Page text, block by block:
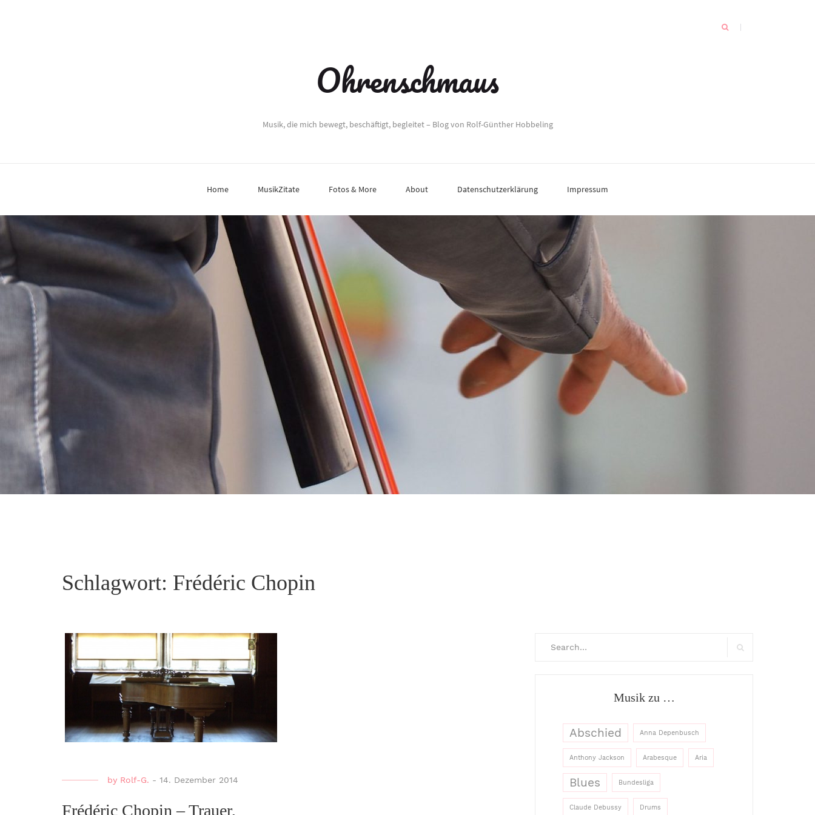
Ohrenschmaus
Musik, die mich bewegt, beschäftigt, begleitet – Blog von Rolf-Günther Hobbeling
Home MusikZitate Fotos & More About Datenschutzerklärung Impressum
Schlagwort: Frédéric Chopin
by Rolf-G. - 14. Dezember 2014
Frédéric Chopin – Trauer,
Musik zu …
Abschied Anna Depenbusch
Anthony Jackson Arabesque Aria
Blues Bundesliga
Claude Debussy Drums